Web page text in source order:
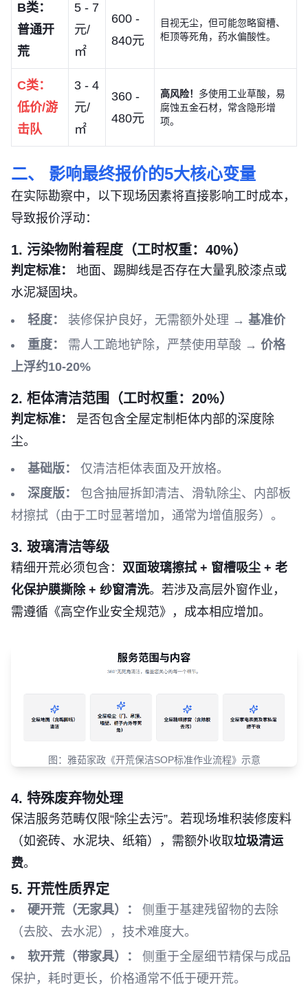
B类：
普通开
荒
5 - 7
元/
㎡
600 -
840元
目视无尘，但可能忽略窗槽、
柜顶等死角，药水偏酸性。
C类：
低价/游
击队
3 - 4
元/
㎡
360 -
480元
高风险！ 多使用工业草酸，易
腐蚀五金石材，常含隐形增
项。
二、 影响最终报价的5大核心变量
在实际勘察中，以下现场因素将直接影响工时成本，
导致报价浮动：
1. 污染物附着程度（工时权重：40%）
判定标准：
地面、踢脚线是否存在大量乳胶漆点或
水泥凝固块。
轻度：
装修保护良好，无需额外处理 → 基准价
重度：
需人工跪地铲除，严禁使用草酸 → 价格
上浮约10-20%
2. 柜体清洁范围（工时权重：20%）
判定标准：
是否包含全屋定制柜体内部的深度除
尘。
基础版：
仅清洁柜体表面及开放格。
深度版：
包含抽屉拆卸清洁、滑轨除尘、内部板
材擦拭（由于工时显著增加，通常为增值服务）。
3. 玻璃清洁等级
精细开荒必须包含： 双面玻璃擦拭 + 窗槽吸尘 + 老
化保护膜撕除 + 纱窗清洗。若涉及高层外窗作业，
需遵循《高空作业安全规范》，成本相应增加。
图：雅茹家政《开荒保洁SOP标准作业流程》示意
4. 特殊废弃物处理
保洁服务范畴仅限“除尘去污”。若现场堆积装修废料
（如瓷砖、水泥块、纸箱），需额外收取垃圾清运
费。
5. 开荒性质界定
硬开荒（无家具）：
侧重于基建残留物的去除
（去胶、去水泥），技术难度大。
软开荒（带家具）：
侧重于全屋细节精保与成品
保护，耗时更长，价格通常不低于硬开荒。